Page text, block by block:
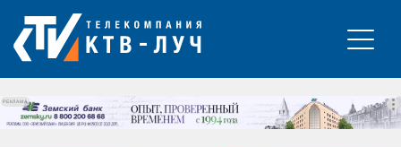
РЕКЛАМА